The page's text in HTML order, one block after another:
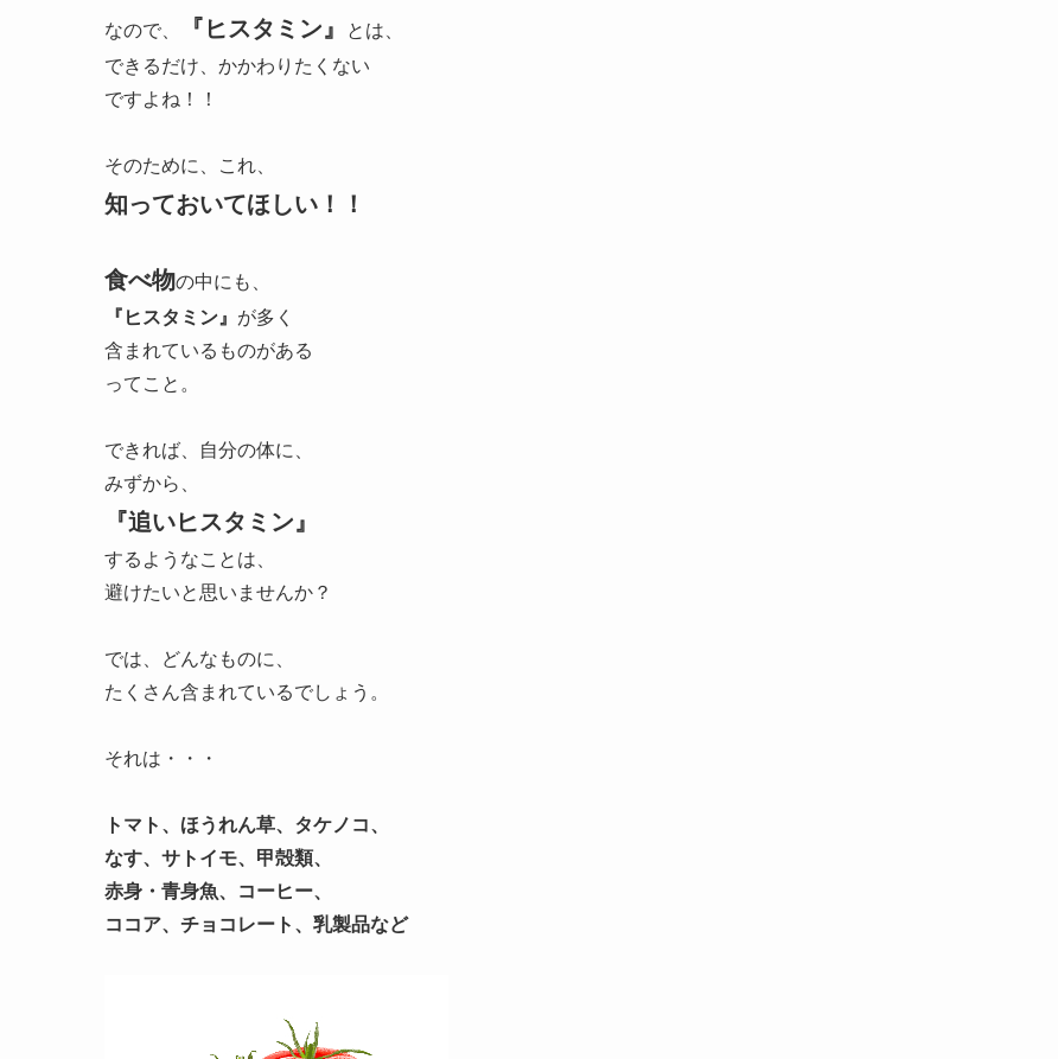
なので、 『ヒスタミン』
とは、
できるだけ、かかわりたくない
ですよね！！
そのために、これ、
知っておいてほしい！！
食べ物の中にも、
『ヒスタミン』 が多く
含まれているものがある
ってこと。
できれば、自分の体に、
みずから、
『追いヒスタミン』
するようなことは、
避けたいと思いませんか？
では、どんなものに、
たくさん含まれているでしょう。
それは・・・
トマト、ほうれん草、タケノコ、
なす、サトイモ、 甲殻類、
赤身・青身魚、
コーヒー、
ココア、チョコレート、乳製品など